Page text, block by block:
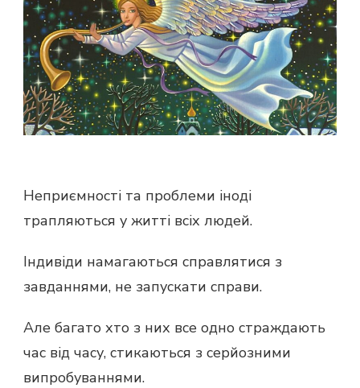
Неприємності та проблеми іноді
трапляються у житті всіх людей.
Індивіди намагаються справлятися з
завданнями, не запускати справи.
Але багато хто з них все одно страждають
час від часу, стикаються з серйозними
випробуваннями.